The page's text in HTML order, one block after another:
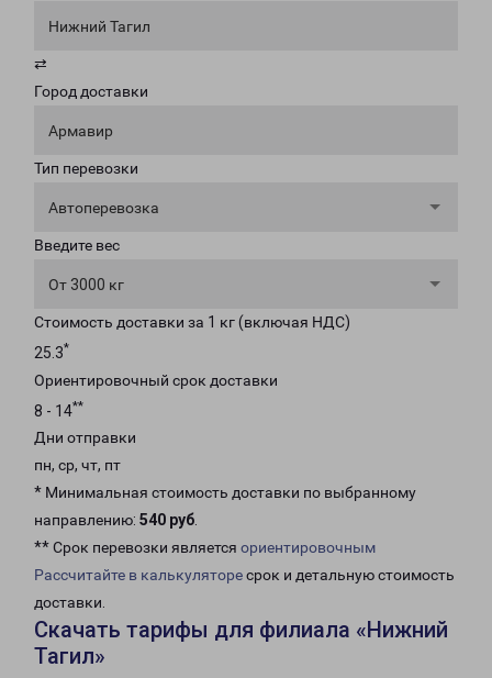
Нижний Тагил
⇄
Город доставки
Армавир
Тип перевозки
Автоперевозка
Введите вес
От 3000 кг
Стоимость доставки за 1 кг (включая НДС)
25.3*
Ориентировочный срок доставки
8 - 14**
Дни отправки
пн, ср, чт, пт
* Минимальная стоимость доставки по выбранному
направлению: 540 руб.
** Срок перевозки является ориентировочным
Рассчитайте в калькуляторесрок и детальную стоимость
доставки.
Скачать тарифы для филиала «Нижний
Тагил»